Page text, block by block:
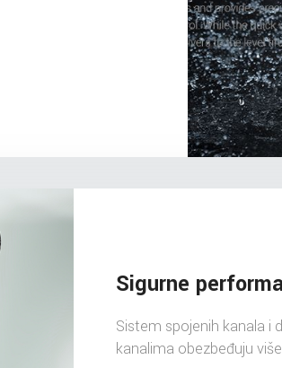
Sigurne
Sistem spojenih kanala i
kanalima obezbeđuju